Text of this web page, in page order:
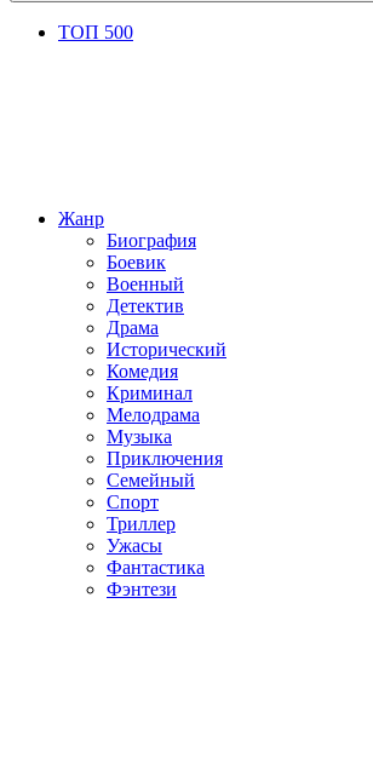
ТОП 500
Жанр
Биография
Боевик
Военный
Детектив
Драма
Исторический
Комедия
Криминал
Мелодрама
Музыка
Приключения
Семейный
Спорт
Триллер
Ужасы
Фантастика
Фэнтези